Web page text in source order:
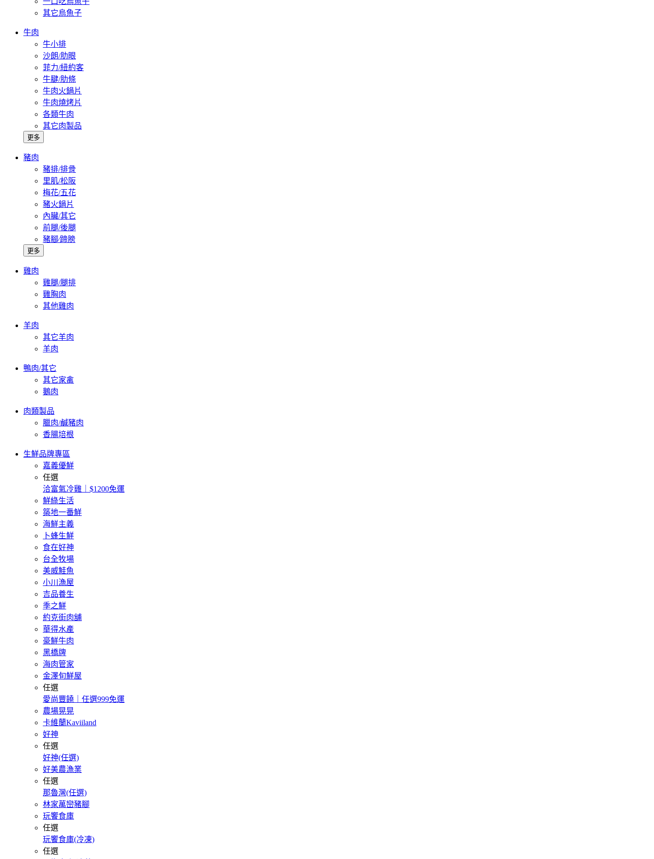
其它烏魚子
牛肉
牛小排
沙朗/肋眼
菲力/紐約客
牛腱/肋條
牛肉火鍋片
牛肉燒烤片
各類牛肉
其它肉製品
更多
豬肉
豬排/排骨
里肌/松阪
梅花/五花
豬火鍋片
內臟/其它
前腿/後腿
豬腳∕蹄膀
更多
雞肉
雞腿/腿排
雞胸肉
其他雞肉
羊肉
其它羊肉
羊肉
鴨肉/其它
其它家禽
鵝肉
肉類製品
臘肉/鹹豬肉
香腸培根
生鮮品牌專區
嘉義優鮮
任選
洽富氣冷雞｜$1200免運
鮮綠生活
築地一番鮮
海鮮主義
卜蜂生鮮
食在好神
台全牧場
美威鮭魚
小川漁屋
吉品養生
季之鮮
約克街肉舖
華得水產
豪鮮牛肉
黑橋牌
海肉管家
金澤旬鮮屋
任選
愛尚豐饒｜任選999免運
農場晃晃
卡維蘭Kaviiland
好神
任選
好神(任選)
好美農漁業
任選
那魯灣(任選)
林家萬巒豬腳
玩饗食庫
任選
玩饗食庫(冷凍)
任選